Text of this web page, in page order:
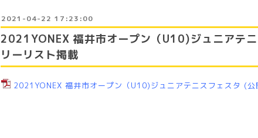
2021-04-22 17:23:00
2021YONEX 福井市オープン（U10)ジュニアテ
リーリスト掲載
2021YONEX 福井市オープン（U10)ジュニアテニスフェスタ (